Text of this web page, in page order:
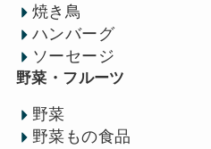
焼き鳥
ハンバーグ
ソーセージ
野菜・フルーツ
野菜
野菜もの食品